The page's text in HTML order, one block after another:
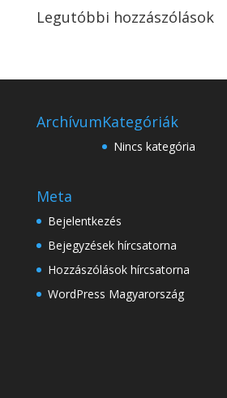
Legutóbbi hozzászólások
ArchívumKategóriák
Nincs kategória
Meta
Bejelentkezés
Bejegyzések hírcsatorna
Hozzászólások hírcsatorna
WordPress Magyarország